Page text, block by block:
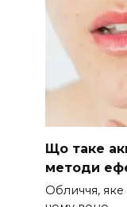
Що таке
методи
Обличчя, яке